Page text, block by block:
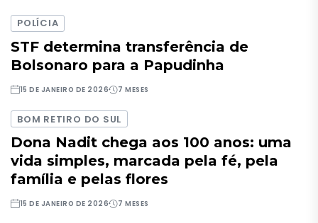
POLÍCIA
STF determina transferência de
Bolsonaro para a Papudinha
15 DE JANEIRO DE 2026 7 MESES
BOM RETIRO DO SUL
Dona Nadit chega aos 100 anos: uma
vida simples, marcada pela fé, pela
família e pelas flores
15 DE JANEIRO DE 2026 7 MESES